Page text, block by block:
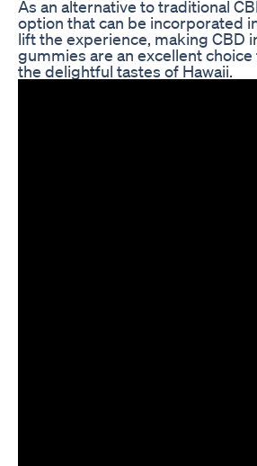
As an alternative to traditional
option that can be incorporated
lift the experience, making CBD
gummies are an excellent
the delightful tastes of Hawaii.